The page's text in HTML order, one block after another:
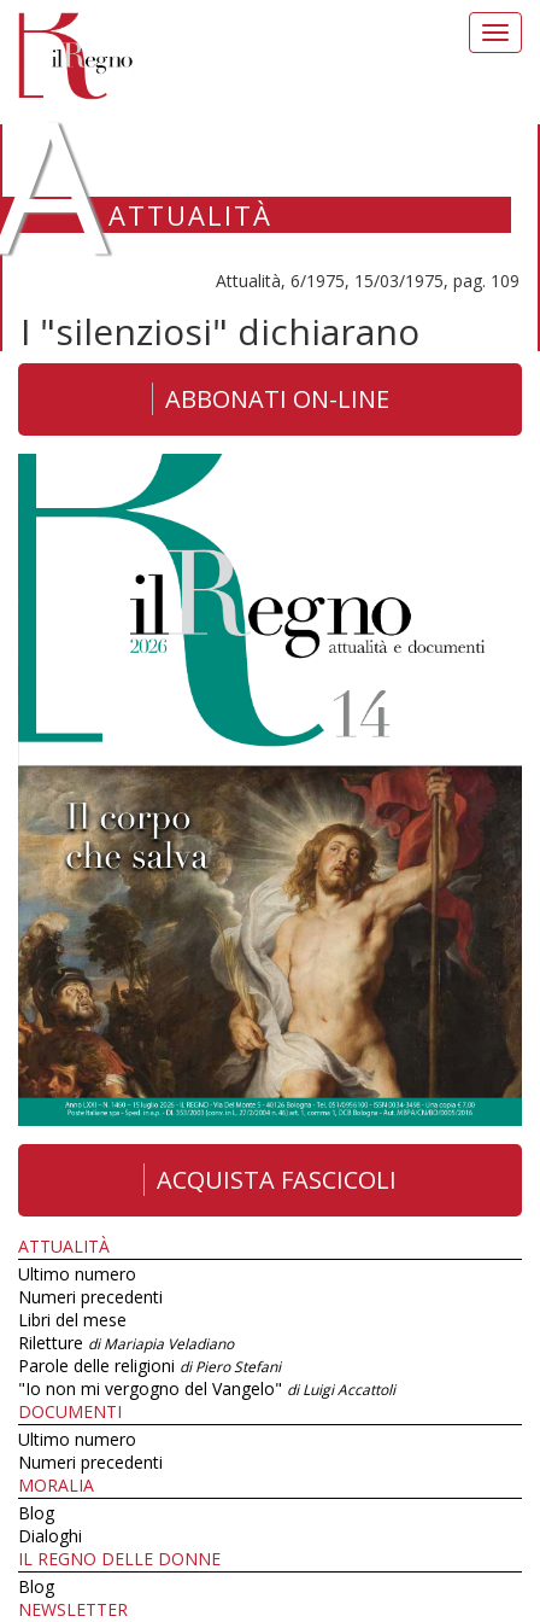
ATTUALITÀ
Attualità, 6/1975, 15/03/1975, pag. 109
I "silenziosi" dichiarano
ABBONATI ON-LINE
ACQUISTA FASCICOLI
ATTUALITÀ
Ultimo numero
Numeri precedenti
Libri del mese
Riletture di Mariapia Veladiano
Parole delle religioni di Piero Stefani
"Io non mi vergogno del Vangelo" di Luigi Accattoli
DOCUMENTI
Ultimo numero
Numeri precedenti
MORALIA
Blog
Dialoghi
IL REGNO DELLE DONNE
Blog
NEWSLETTER